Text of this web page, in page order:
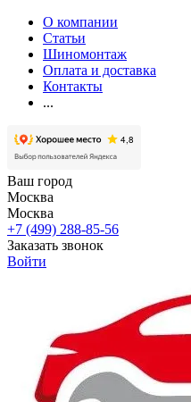
О компании
Статьи
Шиномонтаж
Оплата и доставка
Контакты
...
Ваш город
Москва
Москва
+7 (499) 288-85-56
Заказать звонок
Войти